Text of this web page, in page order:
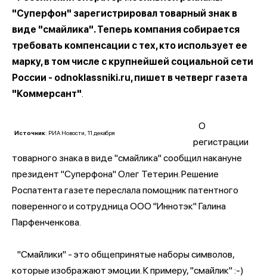
"Суперфон" зарегистрировал товарный знак в
виде "смайлика". Теперь компания собирается
требовать компенсации с тех, кто использует ее
марку, в том числе с крупнейшей социальной сети
России - odnoklassniki.ru, пишет в четверг газета
"Коммерсант"
Источник: РИА Новости, 11 декабря
О
регистрации
товарного знака в виде "смайлика" сообщил накануне
президент "Суперфона" Олег Тетерин. Решение
Роспатента газете переслала помощник патентного
поверенного и сотрудница ООО "Иннотэк" Галина
Парфенченкова.
"Смайлики" - это общепринятые наборы символов,
которые изображают эмоции. К примеру, "смайлик" :-)